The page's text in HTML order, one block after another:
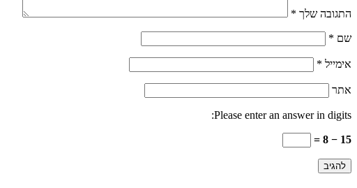
התגובה שלך *
שם *
אימייל *
אתר
Please enter an answer in digits:
15 − 8 =